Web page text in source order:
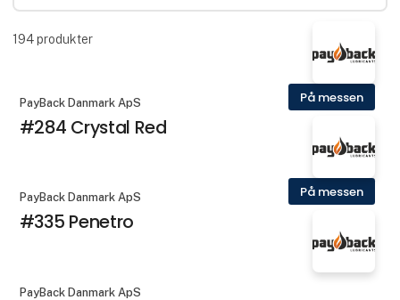
194produkter
På messen
PayBack Danmark ApS
#284 Crystal Red
På messen
PayBack Danmark ApS
#335 Penetro
PayBack Danmark ApS